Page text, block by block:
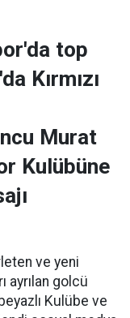
top
Kırmızı
Murat
Kulübüne
ve yeni
ayrılan golcü
Kulübe ve